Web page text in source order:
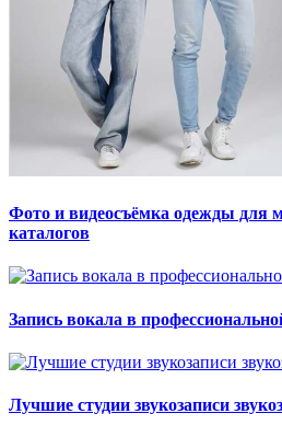
Фото и видеосъёмка одежды для
каталогов
Запись вокала в
Лучшие студии звукозаписи